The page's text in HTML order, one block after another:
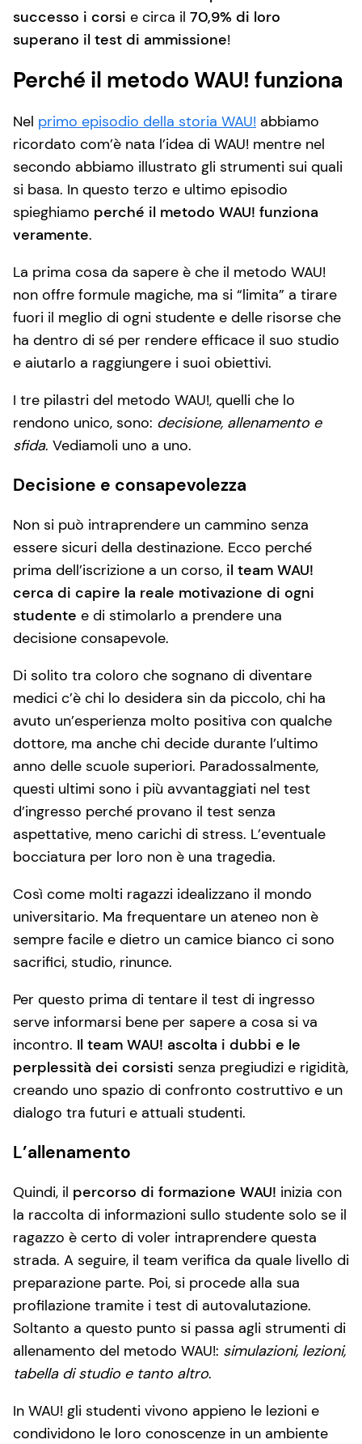
successo i corsi e circa il 70,9% di loro
superano il test di ammissione!
Perché il metodo WAU! funziona
Nel primo episodio della storia WAU! abbiamo
ricordato com’è nata l’idea di WAU! mentre nel
secondo abbiamo illustrato gli strumenti sui quali
si basa. In questo terzo e ultimo episodio
spieghiamo perché il metodo WAU! funziona
veramente.
La prima cosa da sapere è che il metodo WAU!
non offre formule magiche, ma si “limita” a tirare
fuori il meglio di ogni studente e delle risorse che
ha dentro di sé per rendere efficace il suo studio
e aiutarlo a raggiungere i suoi obiettivi.
I tre pilastri del metodo WAU!, quelli che lo
rendono unico, sono: decisione, allenamento e
sfida. Vediamoli uno a uno.
Decisione e consapevolezza
Non si può intraprendere un cammino senza
essere sicuri della destinazione. Ecco perché
prima dell’iscrizione a un corso, il team WAU!
cerca di capire la reale motivazione di ogni
studente e di stimolarlo a prendere una
decisione consapevole.
Di solito tra coloro che sognano di diventare
medici c’è chi lo desidera sin da piccolo, chi ha
avuto un’esperienza molto positiva con qualche
dottore, ma anche chi decide durante l’ultimo
anno delle scuole superiori. Paradossalmente,
questi ultimi sono i più avvantaggiati nel test
d’ingresso perché provano il test senza
aspettative, meno carichi di stress. L’eventuale
bocciatura per loro non è una tragedia.
Così come molti ragazzi idealizzano il mondo
universitario. Ma frequentare un ateneo non è
sempre facile e dietro un camice bianco ci sono
sacrifici, studio, rinunce.
Per questo prima di tentare il test di ingresso
serve informarsi bene per sapere a cosa si va
incontro. Il team WAU! ascolta i dubbi e le
perplessità dei corsisti senza pregiudizi e rigidità,
creando uno spazio di confronto costruttivo e un
dialogo tra futuri e attuali studenti.
L’allenamento
Quindi, il percorso di formazione WAU! inizia con
la raccolta di informazioni sullo studente solo se il
ragazzo è certo di voler intraprendere questa
strada. A seguire, il team verifica da quale livello di
preparazione parte. Poi, si procede alla sua
profilazione tramite i test di autovalutazione.
Soltanto a questo punto si passa agli strumenti di
allenamento del metodo WAU!: simulazioni, lezioni,
tabella di studio e tanto altro.
In WAU! gli studenti vivono appieno le lezioni e
condividono le loro conoscenze in un ambiente